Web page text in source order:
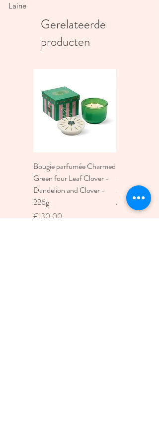
Laine
Gerelateerde
producten
Bougie parfumée Charmed
Green four Leaf Clover -
Dandelion and Clover -
226g
Prijs
€ 30,00
Moon
Prijs
€ 30,00